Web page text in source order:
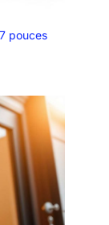
pouvez
(Cod.
pouces